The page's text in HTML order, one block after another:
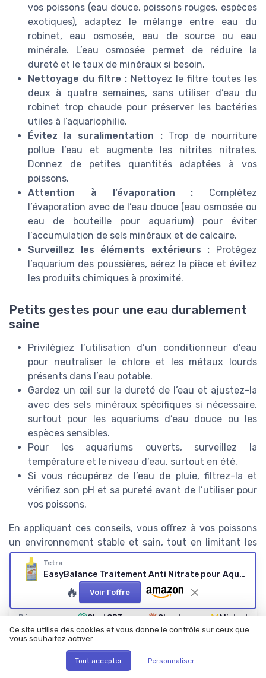
vos poissons (eau douce, poissons rouges, espèces
exotiques), adaptez le mélange entre eau du
robinet, eau osmosée, eau de source ou eau
minérale. L’eau osmosée permet de réduire la
dureté et le taux de minéraux si besoin.
Nettoyage du filtre : Nettoyez le filtre toutes les
deux à quatre semaines, sans utiliser d’eau du
robinet trop chaude pour préserver les bactéries
utiles à l’aquariophilie.
Évitez la suralimentation :Trop de nourriture
pollue l’eau et augmente les nitrites nitrates.
Donnez de petites quantités adaptées à vos
poissons.
Attention à l’évaporation : Complétez
l’évaporation avec de l’eau douce (eau osmosée ou
eau de bouteille pour aquarium) pour éviter
l’accumulation de sels minéraux et de calcaire.
Surveillez les éléments extérieurs : Protégez
l’aquarium des poussières, aérez la pièce et évitez
les produits chimiques à proximité.
Petits gestes pour une eau durablement
saine
Privilégiez l’utilisation d’un conditionneur d’eau
pour neutraliser le chlore et les métaux lourds
présents dans l’eau potable.
Gardez un œil sur la dureté de l’eau et ajustez-la
avec des sels minéraux spécifiques si nécessaire,
surtout pour les aquariums d’eau douce ou les
espèces sensibles.
Pour les aquariums ouverts, surveillez la
température et le niveau d’eau, surtout en été.
Si vous récupérez de l’eau de pluie, filtrez-la et
vérifiez son pH et sa pureté avant de l’utiliser pour
vos poissons.
En appliquant ces conseils, vous offrez à vos poissons
un environnement stable et sain, tout en limitant les
risques liés à la qualité de l’eau pour aquariums.
Résumer ChatGPT Claude Mistral
Recevez les dernières actualités de
Passion Poissons
Tetra
EasyBalance Traitement Anti Nitrate pour Aquarium
🔥 Voir l'offre
Ce site utilise des cookies et vous donne le contrôle sur ceux que
vous souhaitez activer
Tout accepter Personnaliser